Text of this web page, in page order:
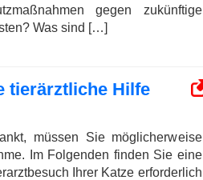
gegen zukünftige
Was sind […]
tierärztliche Hilfe
müssen Sie möglicherweise
Im Folgenden finden Sie eine
Ihrer Katze erforderlich